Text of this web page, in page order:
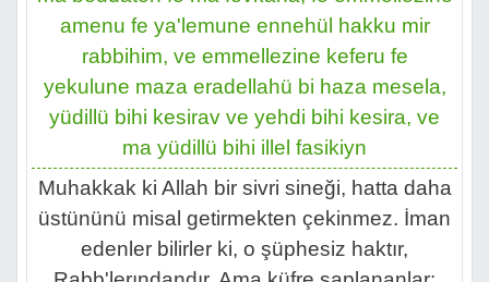
amenu fe ya'lemune ennehül hakku mir
rabbihim, ve emmellezine keferu fe
yekulune maza eradellahü bi haza mesela,
yüdillü bihi kesirav ve yehdi bihi kesira, ve
ma yüdillü bihi illel fasikiyn
Muhakkak ki Allah bir sivri sineği, hatta daha
üstününü misal getirmekten çekinmez. İman
edenler bilirler ki, o şüphesiz haktır,